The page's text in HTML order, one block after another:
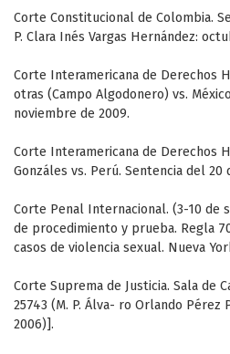
Corte Constitucional de Colombia.
P. Clara Inés Vargas Hernández:
Corte Interamericana de Derechos
otras (Campo Algodonero) vs.
noviembre de 2009.
Corte Interamericana de Derechos
Gonzáles vs. Perú. Sentencia del 20
Corte Penal Internacional. (3-10 de
de procedimiento y prueba. Regla
casos de violencia sexual. Nueva
Corte Suprema de Justicia. Sala de
25743 (M. P. Álva- ro Orlando Pérez
2006)].